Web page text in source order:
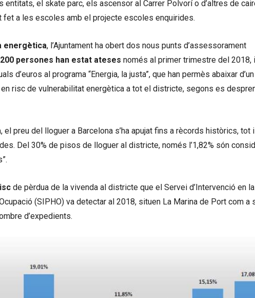
entitats, el skate parc, els ascensor al Carrer Polvorí o d’altres de
fet a les escoles amb el projecte escoles enquirides.
energètica, l’Ajuntament ha obert dos nous punts d’assessorament
200 persones han estat ateses només al primer trimestre del 2018,
d’euros al programa “Energia, la justa”, que han permès abaixar
risc de vulnerabilitat energètica a tot el districte, segons es
, el preu del lloguer a Barcelona s’ha apujat fins a rècords històrics, tot
Del 30% de pisos de lloguer al districte, només l’1,82% són
de pèrdua de la vivenda al districte que el Servei d’Intervenció en la
(SIPHO) va detectar al 2018, situen La Marina de Port com a
d’expedients.